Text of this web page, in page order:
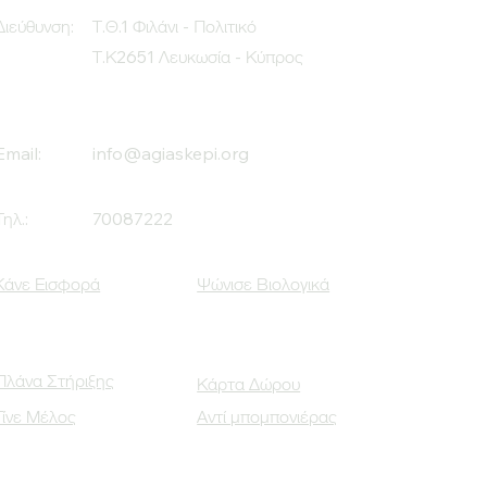
Τ.Θ.1 Φιλάνι - Πολιτικό
Τ.Κ2651 Λευκωσία - Κύπρος
info@agiaskepi.org
70087222
Εισφορά Ψώνισε Βιολογικά
Στήριξης
Μέλος
Κάρτα Δώρου
Αντί μπομπονιέρας